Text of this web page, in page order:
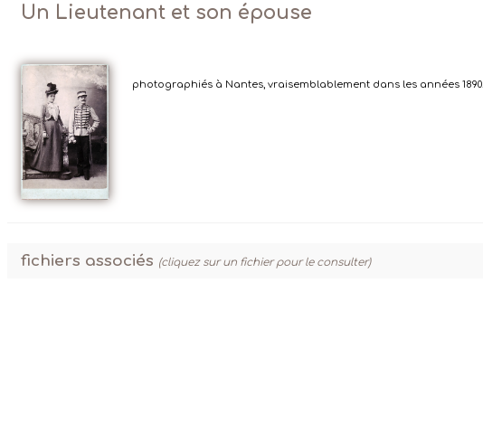
Un Lieutenant et son épouse
photographiés à Nantes, vraisemblablement dans les années 1890.
fichiers associés (cliquez sur un fichier pour le consulter)